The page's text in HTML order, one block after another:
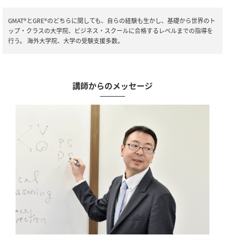
GMAT®とGRE®のどちらに関しても、自らの経験も生かし、基礎から世界のト
ップ・クラスの大学院、ビジネス・スクールに合格するレベルまでの指導を
行う。 海外大学院、大学の受験支援多数。
講師からのメッセージ